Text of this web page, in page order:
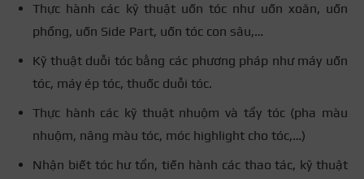
Thực hành các kỹ thuật uốn tóc như uốn xoăn, uốn
phồng, uốn Side Part, uốn tóc con sâu,…
Kỹ thuật duỗi tóc bằng các phương pháp như máy uốn
tóc, máy ép tóc, thuốc duỗi tóc.
Thực hành các kỹ thuật nhuộm và tẩy tóc (pha màu
nhuộm, nâng màu tóc, móc highlight cho tóc,…)
Nhận biết tóc hư tổn, tiến hành các thao tác, kỹ thuật